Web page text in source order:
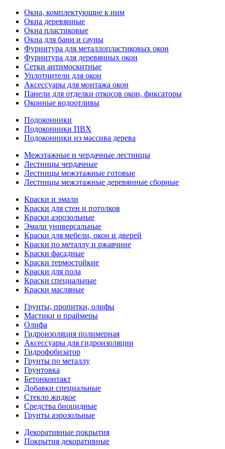
Окна, комплектующие к ним
Окна деревянные
Окна пластиковые
Окна для бани и сауны
Фурнитура для металлопластиковых окон
Фурнитура для деревянных окон
Сетки антимоскитные
Уплотнители для окон
Аксессуары для монтажа окон
Панели для отделки откосов окон, фиксаторы
Оконные водоотливы
Подоконники
Подоконники ПВХ
Подоконники из массива дерева
Межэтажные и чердачные лестницы
Лестницы чердачные
Лестницы межэтажные готовые
Лестницы межэтажные деревянные сборные
Краски и эмали
Краски для стен и потолков
Краски аэрозольные
Эмали универсальные
Краски для мебели, окон и дверей
Краски по металлу и ржавчине
Краски фасадные
Краски термостойкие
Краски для пола
Краски специальные
Краски масляные
Грунты, пропитки, олифы
Мастики и праймеры
Олифа
Гидроизоляция полимерная
Аксессуары для гидроизоляции
Гидрофобизатор
Грунты по металлу
Грунтовка
Бетонконтакт
Добавки специальные
Стекло жидкое
Средства биоцидные
Грунты аэрозольные
Декоративные покрытия
Покрытия декоративные